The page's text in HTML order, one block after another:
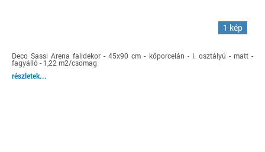
1 kép
Deco Sassi Arena falidekor - 45x90 cm - kőporcelán - I. osztályú - matt -
fagyálló - 1,22 m2/csomag
részletek...